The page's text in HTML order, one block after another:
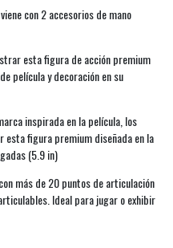
con 2 accesorios de mano
esta figura de acción premium
película y decoración en su
inspirada en la película, los
figura premium diseñada en la
(5.9 in)
más de 20 puntos de articulación
Ideal para jugar o exhibir